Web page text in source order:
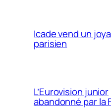
Icade vend un
parisien
L’Eurovision junior
abandonné par la